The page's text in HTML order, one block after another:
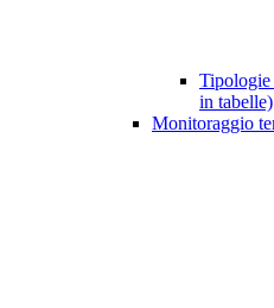
Tipologie
in tabelle)
Monitoraggio